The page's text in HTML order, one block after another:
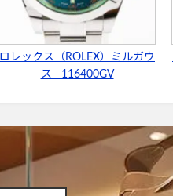
ロレックス（ROLEX）ミルガウ
ス 116400GV